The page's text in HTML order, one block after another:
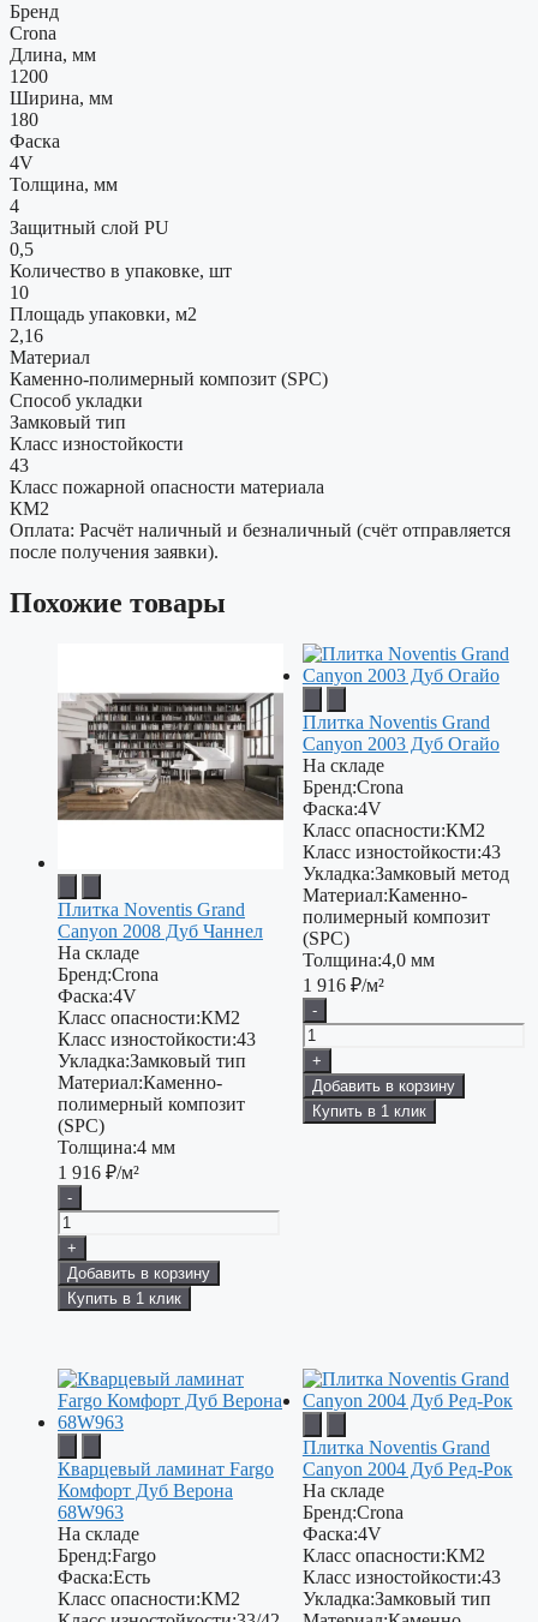
Бренд
Crona
Длина, мм
1200
Ширина, мм
180
Фаска
4V
Толщина, мм
4
Защитный слой PU
0,5
Количество в упаковке, шт
10
Площадь упаковки, м2
2,16
Материал
Каменно-полимерный композит (SPC)
Способ укладки
Замковый тип
Класс изностойкости
43
Класс пожарной опасности материала
КМ2
Оплата: Расчёт наличный и безналичный (счёт отправляется
после получения заявки).
Похожие товары
Плитка Noventis Grand
Canyon 2008 Дуб Чаннел
На складе
Бренд:Crona
Фаска:4V
Класс опасности:КМ2
Класс изностойкости:43
Укладка:Замковый тип
Материал:Каменно-
полимерный композит
(SPC)
Толщина:4 мм
1 916 ₽/м²
-
+
Добавить в корзину
Купить в 1 клик
Плитка Noventis Grand
Canyon 2003 Дуб Огайо
На складе
Бренд:Crona
Фаска:4V
Класс опасности:КМ2
Класс изностойкости:43
Укладка:Замковый метод
Материал:Каменно-
полимерный композит
(SPC)
Толщина:4,0 мм
1 916 ₽/м²
-
+
Добавить в корзину
Купить в 1 клик
Кварцевый ламинат Fargo
Комфорт Дуб Верона
68W963
На складе
Бренд:Fargo
Фаска:Есть
Класс опасности:КМ2
Плитка Noventis Grand
Canyon 2004 Дуб Ред-Рок
На складе
Бренд:Crona
Фаска:4V
Класс опасности:КМ2
Класс изностойкости:43
Укладка:Замковый тип